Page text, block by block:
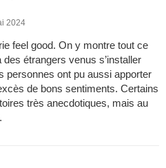
2024
feel good. On y montre tout ce
étrangers venus s’installer
personnes ont pu aussi apporter
de bons sentiments. Certains
très anecdotiques, mais au